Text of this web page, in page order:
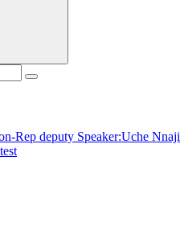
-Rep deputy Speaker:Uche Nnaji